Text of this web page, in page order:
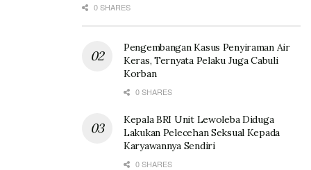
0 SHARES
Pengembangan Kasus Penyiraman Air
Keras, Ternyata Pelaku Juga Cabuli
Korban
0 SHARES
Kepala BRI Unit Lewoleba Diduga
Lakukan Pelecehan Seksual Kepada
Karyawannya Sendiri
0 SHARES